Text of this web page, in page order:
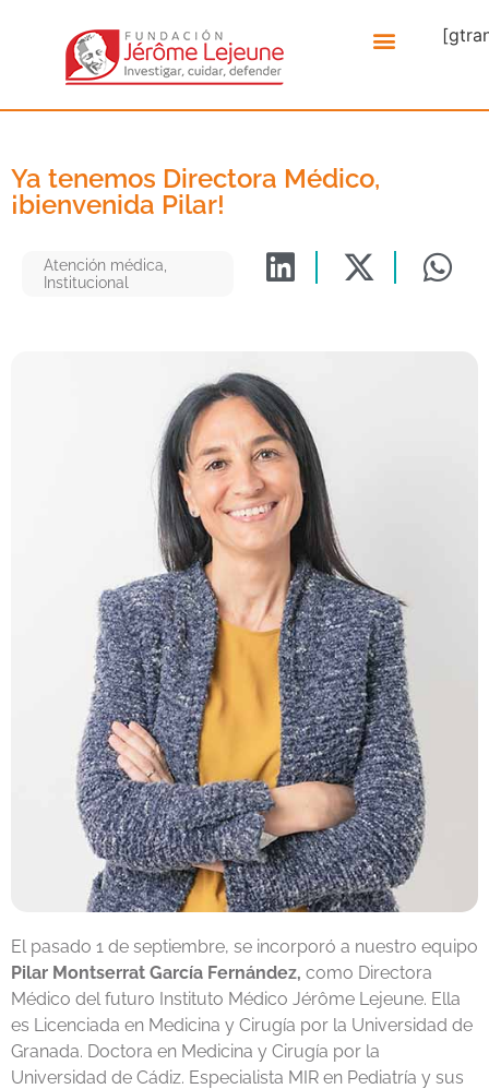
Ya tenemos Directora Médico,
¡bienvenida Pilar!
Atención médica
Institucional
El pasado 1 de septiembre, se incorporó a nuestro equipo
Pilar Montserrat García Fernández, como Directora
Médico del futuro Instituto Médico Jérôme Lejeune. Ella
es Licenciada en Medicina y Cirugía por la Universidad de
Granada. Doctora en Medicina y Cirugía por la
Universidad de Cádiz. Especialista MIR en Pediatría y sus